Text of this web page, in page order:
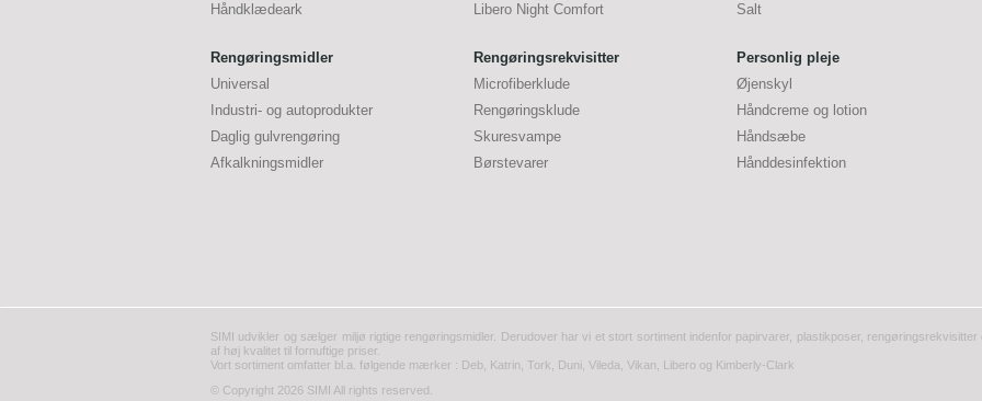
Håndklædeark
Libero Night Comfort
Salt
Rengøringsmidler
Universal
Industri- og autoprodukter
Daglig gulvrengøring
Afkalkningsmidler
Rengøringsrekvisitter
Microfiberklude
Rengøringsklude
Skuresvampe
Børstevarer
Personlig pleje
Øjenskyl
Håndcreme og lotion
Håndsæbe
Hånddesinfektion
SIMI udvikler og sælger miljø rigtige rengøringsmidler. Derudover har vi et stort sortiment indenfor papirvarer, plastikposer,
af høj kvalitet til fornuftige priser.
Vort sortiment omfatter bl.a. følgende mærker : Deb, Katrin, Tork, Duni, Vileda, Vikan, Libero og Kimberly-Clark
© Copyright 2026 SIMI All rights reserved.